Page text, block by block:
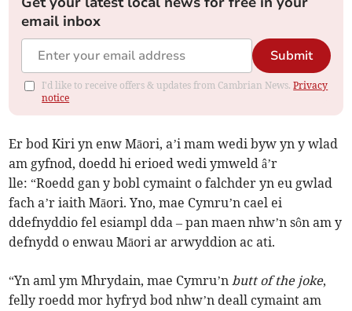
email inbox
Submit
I'd like to receive offers & updates from Cambrian News.Privacy
notice
Er bod Kiri yn enw Māori, a’i mam wedi byw yn y wlad
am gyfnod, doedd hi erioed wedi ymweld â’r
lle: “Roedd gan y bobl cymaint o falchder yn eu gwlad
fach a’r iaith Māori. Yno, mae Cymru’n cael ei
ddefnyddio fel esiampl dda – pan maen nhw’n sôn am y
defnydd o enwau Māori ar arwyddion ac ati.
“Yn aml ym Mhrydain, mae Cymru’nbutt of the joke,
felly roedd mor hyfryd bod nhw’n deall cymaint am